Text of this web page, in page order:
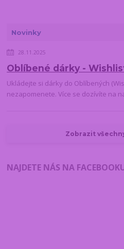
Novinky
28.11.2025
Oblíbené dárky -
Ukládejte si dárky do Oblíbených
nezapomenete. Více se dozívíte na
Zobrazit
NAJDETE NÁS NA